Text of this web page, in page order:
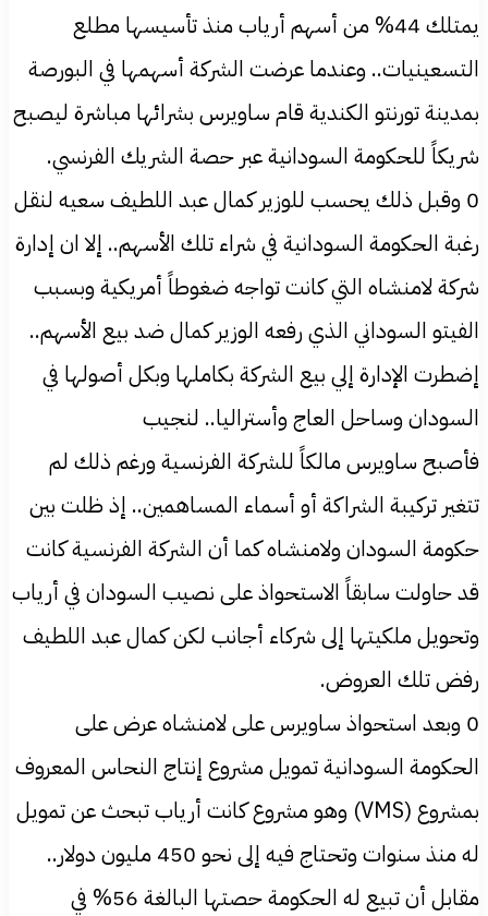
يمتلك 44% من أسهم أرياب منذ تأسيسها مطلع
التسعينيات.. وعندما عرضت الشركة أسهمها في البورصة
بمدينة تورنتو الكندية قام ساويرس بشرائها مباشرة ليصبح
شريكاً للحكومة السودانية عبر حصة الشريك الفرنسي.
0 وقبل ذلك يحسب للوزير كمال عبد اللطيف سعيه لنقل
رغبة الحكومة السودانية في شراء تلك الأسهم.. إلا ان إدارة
شركة لامنشاه التي كانت تواجه ضغوطاً أمريكية وبسبب
الفيتو السوداني الذي رفعه الوزير كمال ضد بيع الأسهم..
إضطرت الإدارة إلي بيع الشركة بكاملها وبكل أصولها في
السودان وساحل العاج وأستراليا.. لنجيب
فأصبح ساويرس مالكاً للشركة الفرنسية ورغم ذلك لم
تتغير تركيبة الشراكة أو أسماء المساهمين.. إذ ظلت بين
حكومة السودان ولامنشاه كما أن الشركة الفرنسية كانت
قد حاولت سابقاً الاستحواذ على نصيب السودان في أرياب
وتحويل ملكيتها إلى شركاء أجانب لكن كمال عبد اللطيف
رفض تلك العروض.
0 وبعد استحواذ ساويرس على لامنشاه عرض على
الحكومة السودانية تمويل مشروع إنتاج النحاس المعروف
بمشروع (VMS) وهو مشروع كانت أرياب تبحث عن تمويل
له منذ سنوات وتحتاج فيه إلى نحو 450 مليون دولار..
مقابل أن تبيع له الحكومة حصتها البالغة 56% في